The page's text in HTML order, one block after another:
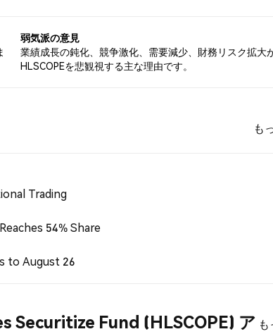
弱気派の意見
業績成長の鈍化、競争激化、需要減少、財務リスク拡大
HLSCOPEを悲観視する主な理由です。
も
Trading
54% Share
to August 26
Fund (HLSCOPE) ア も